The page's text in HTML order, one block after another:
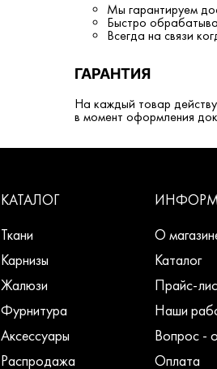
Мы гарантируем
Быстро
Всегда на связи
ГАРАНТИЯ
На каждый товар
в момент оформления
КАТАЛОГ
Ткани
Карнизы
Жалюзи
Фурнитура
Аксессуары
Распродажа
О
Каталог
Прайс-
Наши
Вопрос -
Оплата